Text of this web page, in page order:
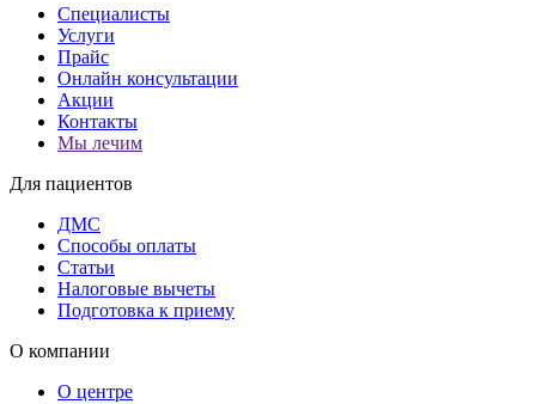
Специалисты
Услуги
Прайс
Онлайн консультации
Акции
Контакты
Мы лечим
Для пациентов
ДМС
Способы оплаты
Статьи
Налоговые вычеты
Подготовка к приему
О компании
О центре